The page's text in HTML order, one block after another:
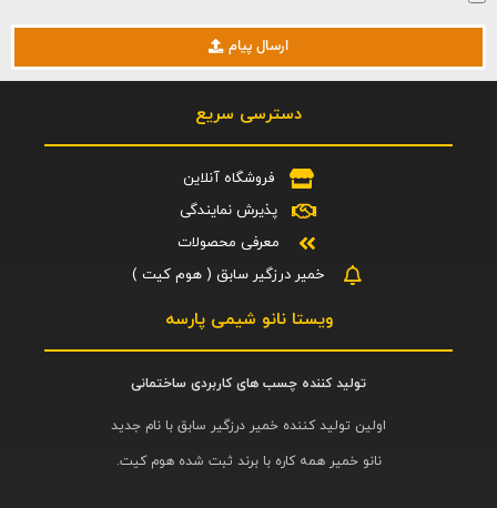
ارسال پیام
دسترسی سریع
فروشگاه آنلاین
پذیرش نمایندگی
معرفی محصولات
خمیر درزگیر سابق ( هوم کیت )
ویستا نانو شیمی پارسه
تولید کننده چسب های کاربردی ساختمانی
اولین تولید کننده خمیر درزگیر سابق با نام جدید
نانو خمیر همه کاره با برند ثبت شده هوم کیت.